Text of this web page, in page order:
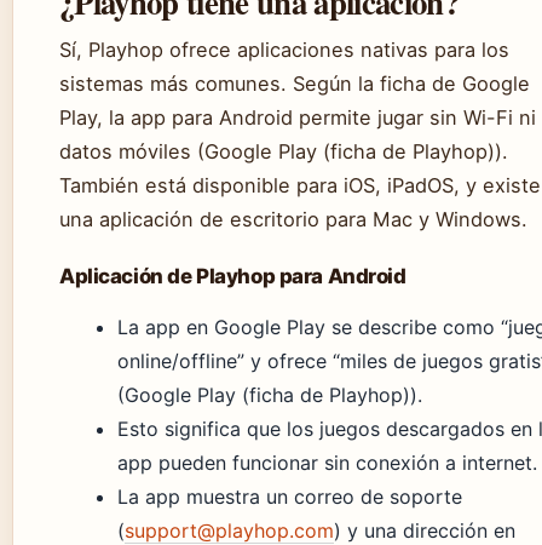
Sí, Playhop ofrece aplicaciones nativas para los
sistemas más comunes. Según la ficha de Google
Play, la app para Android permite jugar sin Wi-Fi ni
datos móviles (Google Play (ficha de Playhop)).
También está disponible para iOS, iPadOS, y existe
una aplicación de escritorio para Mac y Windows.
Aplicación de Playhop para Android
La app en Google Play se describe como
online/offline” y ofrece “miles de juegos
(Google Play (ficha de Playhop)).
Esto significa que los juegos descargados en
app pueden funcionar sin conexión a internet.
La app muestra un correo de soporte
(support@playhop.com) y una dirección en